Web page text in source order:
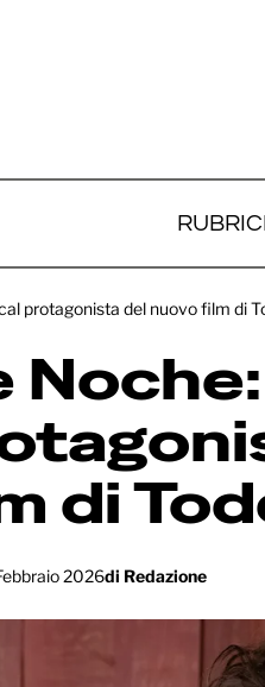
si
De
protagonista del nuovo film di
di
2026di Redazione